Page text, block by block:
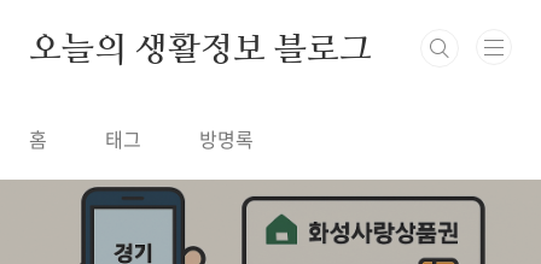
오늘의 생활정보 블로그
홈 태그 방명록